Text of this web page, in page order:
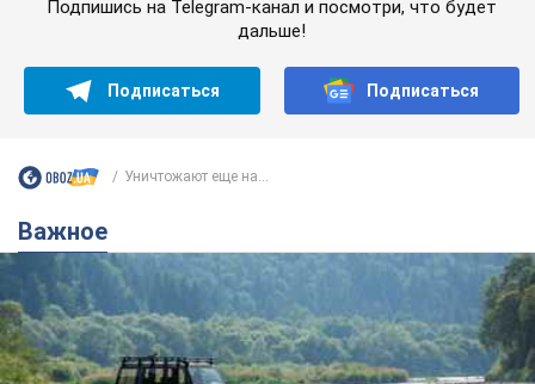
Значительные штрафы и специальные
полигоны: как проблему джипинга решают за
границей
Украине не помешает взять пример со стран Европы
11 часов назад 1,6 т.